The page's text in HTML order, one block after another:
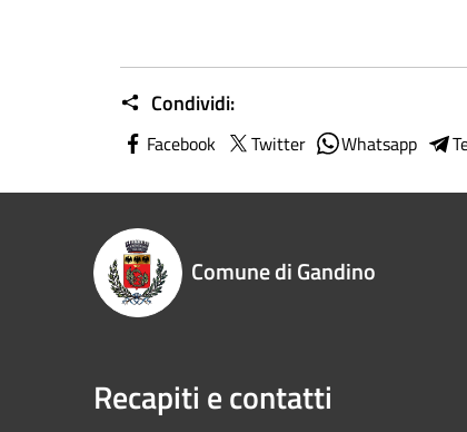
Condividi:
Facebook Twitter Whatsapp
Comune di Gandino
Recapiti e contatti